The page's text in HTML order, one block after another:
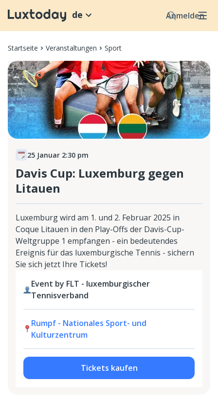
Anmelden
de
Startseite Veranstaltungen Sport
25 Januar 2:30 pm
Davis Cup: Luxemburg gegen
Litauen
Luxemburg wird am 1. und 2. Februar 2025 in
Coque Litauen in den Play-Offs der Davis-Cup-
Weltgruppe 1 empfangen - ein bedeutendes
Ereignis für das luxemburgische Tennis - sichern
Sie sich jetzt Ihre Tickets!
Event by FLT - luxemburgischer
Tennisverband
Rumpf - Nationales Sport- und
Kulturzentrum
Tickets kaufen